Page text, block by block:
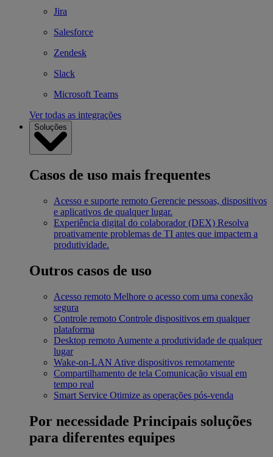
Jira
Salesforce
Zendesk
Slack
Microsoft Teams
Ver todas as integrações
Soluções
Casos de uso mais frequentes
Acesso e suporte remoto Gerencie pessoas, dispositivos
e aplicativos de qualquer lugar.
Experiência digital do colaborador (DEX) Resolva
proativamente problemas de TI antes que impactem a
produtividade.
Outros casos de uso
Acesso remoto Melhore o acesso com uma conexão
segura
Controle remoto Controle dispositivos em qualquer
plataforma
Desktop remoto Aumente a produtividade de qualquer
lugar
Wake-on-LAN Ative dispositivos remotamente
Compartilhamento de tela Comunicação visual em
tempo real
Smart Service Otimize as operações pós-venda
Por necessidade Principais soluções
para diferentes equipes